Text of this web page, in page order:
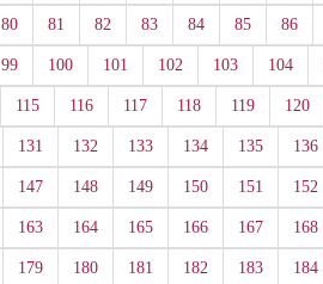
80 81 82 83 84 85 86
99 100 101 102 103 104
115 116 117 118 119 120
131 132 133 134 135 136
147 148 149 150 151 152
163 164 165 166 167 168
179 180 181 182 183 184